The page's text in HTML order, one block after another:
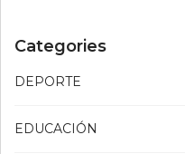
Categories
DEPORTE
EDUCACIÓN